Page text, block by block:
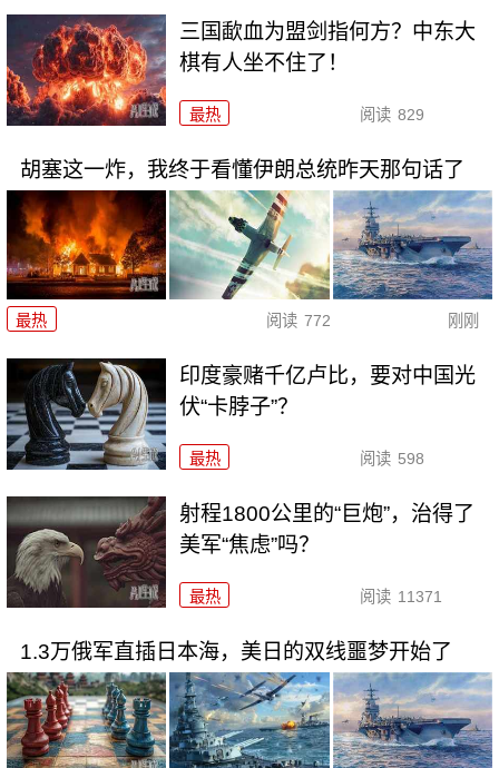
三国歃血为盟剑指何方？中东大
棋有人坐不住了！
最热 阅读 829
胡塞这一炸，我终于看懂伊朗总统昨天那句话了
最热 阅读 772 刚刚
印度豪赌千亿卢比，要对中国光
伏“卡脖子”？
最热 阅读 598
射程1800公里的“巨炮”，治得了
美军“焦虑”吗？
最热 阅读 11371
1.3万俄军直插日本海，美日的双线噩梦开始了